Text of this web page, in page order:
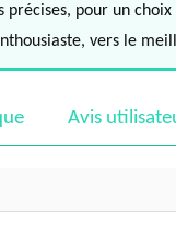
précises, pour un
vers le
Avis